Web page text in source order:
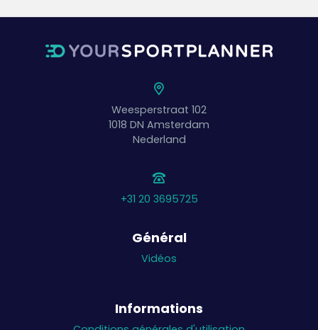
Weesperstraat 102
1018 DN Amsterdam
Nederland
+31 20 3695725
Général
Vidéos
Informations